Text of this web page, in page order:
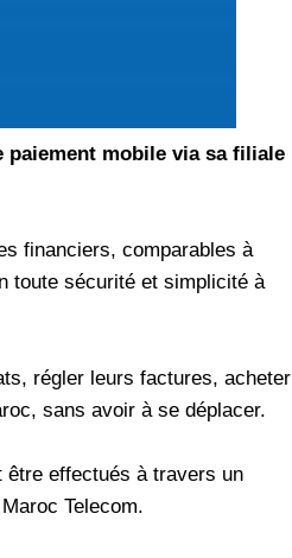
paiement mobile via sa filiale
financiers, comparables à
toute sécurité et simplicité à
régler leurs factures, acheter
sans avoir à se déplacer.
être effectués à travers un
Telecom.
offert en Dh est de 3 mois. Recharge Solde